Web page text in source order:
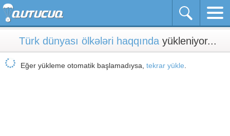
Türk dünyası ölkələri haqqındayükleniyor...
Eğer yükleme otomatik başlamadıysa, tekrar yükle